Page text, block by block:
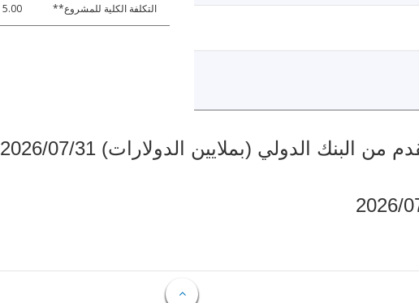
التكلفة الكلية للمشروع**
الدولي (بملايين الدولارات) 2026/07/31